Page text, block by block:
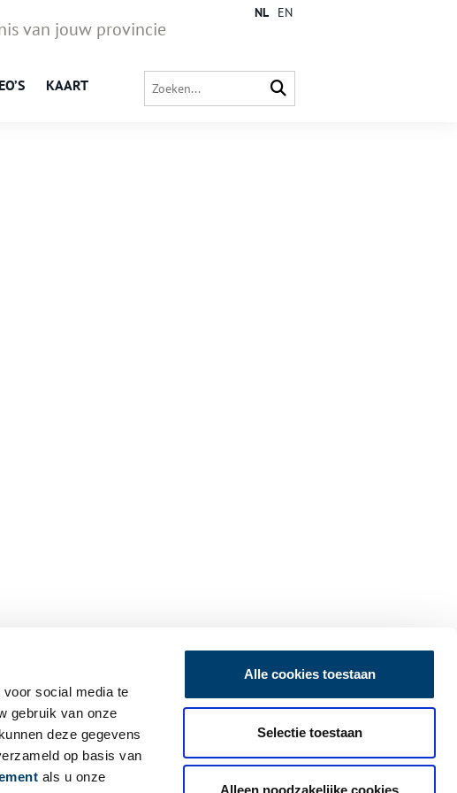
social media te
gebruik van onze
deze gegevens
op basis van
als u onze
Alle cookies toestaan
Selectie toestaan
Alleen noodzakelijke cookies
van jouw provincie
KAART
NL EN